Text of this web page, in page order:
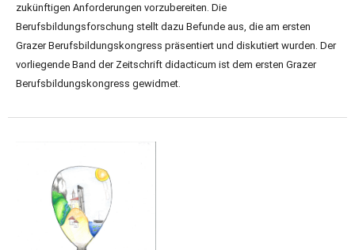
zukünftigen Anforderungen vorzubereiten. Die
Berufsbildungsforschung stellt dazu Befunde aus, die am ersten
Grazer Berufsbildungskongress präsentiert und diskutiert wurden. Der
vorliegende Band der Zeitschrift didacticum ist dem ersten Grazer
Berufsbildungskongress gewidmet.